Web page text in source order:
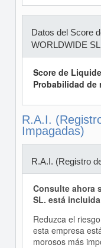
Datos del Score
WORLDWIDE
Score de
Probabilidad de
R.A.I.
Impagadas)
R.A.I. (Registro
Consulte ahora
SL. está
Reduzca el
esta empresa
morosos más